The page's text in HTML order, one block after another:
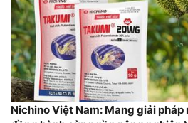
Nichino Việt Nam: Mang giải pháp